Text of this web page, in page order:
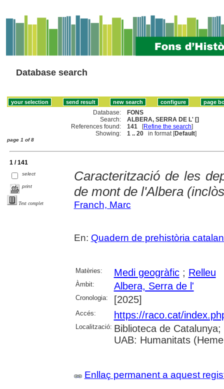
Database search
Database:
FONS
Search:
ALBERA, SERRA DE L' []
References found:
141 [Refine the search]
Showing:
1 .. 20 in format [Default]
page 1 of 8
1 / 141
select
print
Text complet
Caracterització de les
de mont de l'Albera
Franch, Marc
En: Quadern de prehistòria
Matèries: Medi geogràfic; Relleu
Àmbit: Albera, Serra de l'
Cronologia: [2025]
Accés: https://raco.cat/
Localització: Biblioteca de
UAB: Humanitats
Enllaç permanent a aquest